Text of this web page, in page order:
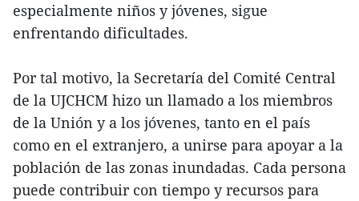
especialmente niños y jóvenes, sigue
enfrentando dificultades.
Por tal motivo, la Secretaría del Comité Central
de la UJCHCM hizo un llamado a los miembros
de la Unión y a los jóvenes, tanto en el país
como en el extranjero, a unirse para apoyar a la
población de las zonas inundadas. Cada persona
puede contribuir con tiempo y recursos para